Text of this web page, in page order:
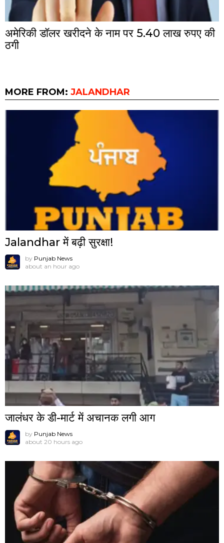
अमेरिकी डॉलर खरीदने के नाम पर 5.40 लाख रुपए की
ठगी
MORE FROM: JALANDHAR
Jalandhar में बढ़ी सुरक्षा!
by Punjab News
about an hour ago
जालंधर के डी-मार्ट में अचानक लगी आग
by Punjab News
about 20 hours ago